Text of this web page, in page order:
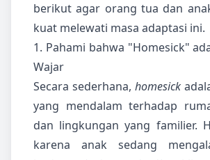
berikut agar orang tua dan
kuat melewati masa adaptasi ini.
1. Pahami bahwa "Homesick"
Wajar
Secara sederhana, homesick
yang mendalam terhadap
dan lingkungan yang familier.
karena anak sedang